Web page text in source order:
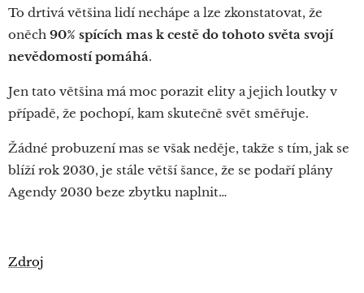
To drtivá většina lidí nechápe a lze zkonstatovat, že
oněch 90% spících mas k cestě do tohoto světa svojí
nevědomostí pomáhá.
Jen tato většina má moc porazit elity a jejich loutky v
případě, že pochopí, kam skutečně svět směřuje.
Žádné probuzení mas se však neděje, takže s tím, jak se
blíží rok 2030, je stále větší šance, že se podaří plány
Agendy 2030 beze zbytku naplnit…
Zdroj